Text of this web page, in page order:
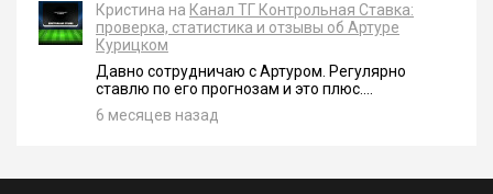
Кристина на Канал ТГ Контрольная Ставка:
проверка, статистика и отзывы об Артуре
Курицком
Давно сотрудничаю с Артуром. Регулярно
ставлю по его прогнозам и это плюс....
6 месяцев назад